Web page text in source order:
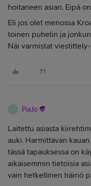
hoitaneen asian. Eipä
Eli jos olet menossa
toinen puhelin ja
Näi varmistat
PiaJo
Laitettu asiasta
auki. Harmittavan
tässä tapauksessa on
aikaisemmin tietoisia
vain hetkellinen häiriö